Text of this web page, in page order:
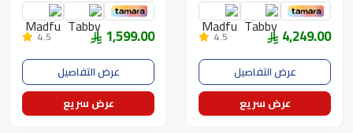
4,249.00
4.5
عرض التفاصيل
عرض سريع
1,599.00
4.5
عرض التفاصيل
عرض سريع